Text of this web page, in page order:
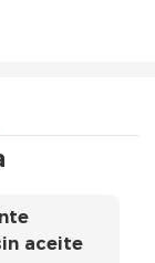
aceite